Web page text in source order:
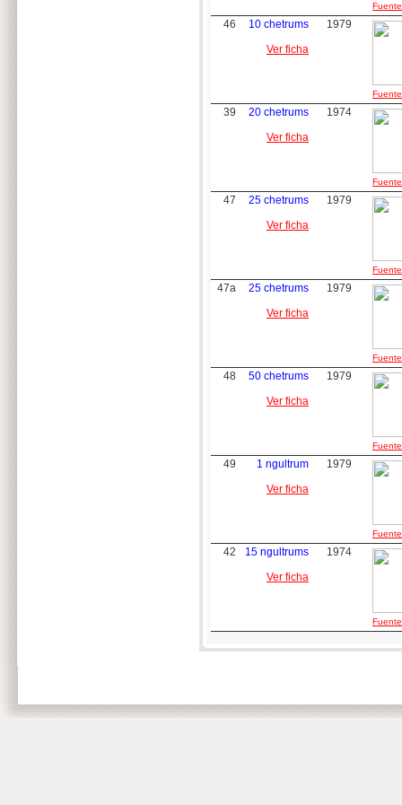
46
10 chetrums
Ver ficha
1979
39
20 chetrums
Ver ficha
1974
47
25 chetrums
Ver ficha
1979
47a
25 chetrums
Ver ficha
1979
48
50 chetrums
Ver ficha
1979
49
1 ngultrum
Ver ficha
1979
42
15 ngultrums
Ver ficha
1974